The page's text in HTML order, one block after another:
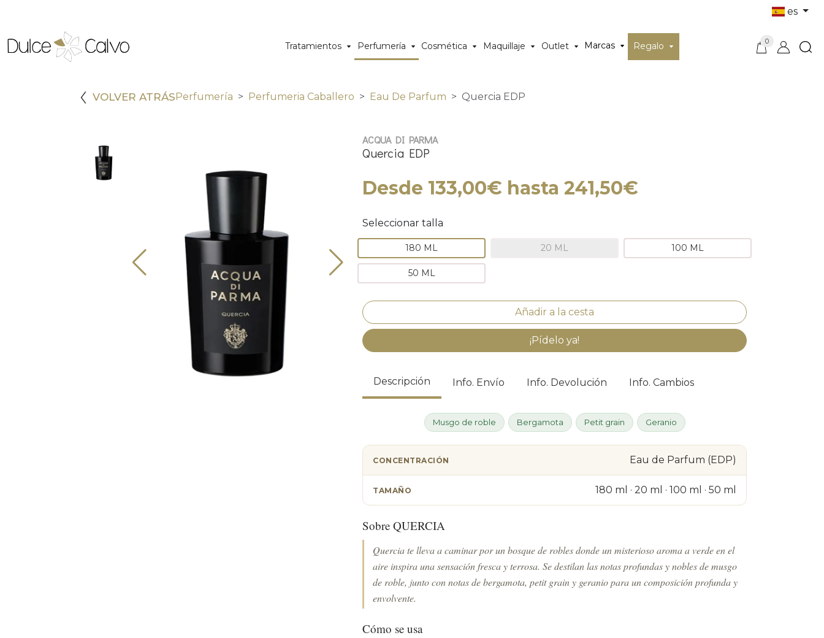
es
Tratamientos Perfumería Cosmética Maquillaje Outlet Marcas Regalo 0
VOLVER ATRÁSPerfumería Perfumeria Caballero Eau De Parfum Quercia EDP
ACQUA DI PARMA
Quercia EDP
Desde 133,00€ hasta 241,50€
Seleccionar talla
180 ML 20 ML 100 ML
50 ML
¡Pídelo ya!
Descripción Info. Envío Info. Devolución Info. Cambios
Musgo de roble Bergamota Petit grain Geranio
CONCENTRACIÓN Eau de Parfum (EDP)
TAMAÑO 180 ml · 20 ml · 100 ml · 50 ml
Sobre QUERCIA
Quercia te lleva a caminar por un bosque de robles donde un misterioso aroma a verde en el
aire inspira una sensación fresca y terrosa. Se destilan las notas profundas y nobles de musgo
de roble, junto con notas de bergamota, petit grain y geranio para un composición profunda y
envolvente.
Cómo se usa